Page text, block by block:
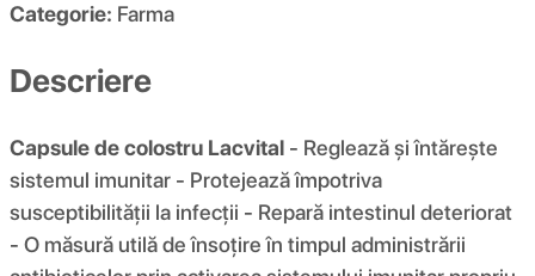
Categorie: Farma
Descriere
Capsule de colostru Lacvital - Reglează și întărește
sistemul imunitar - Protejează împotriva
susceptibilității la infecții - Repară intestinul deteriorat
- O măsură utilă de însoțire în timpul administrării